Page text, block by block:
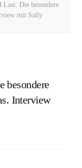
Last: Die besondere
mit Sally
besondere
Interview